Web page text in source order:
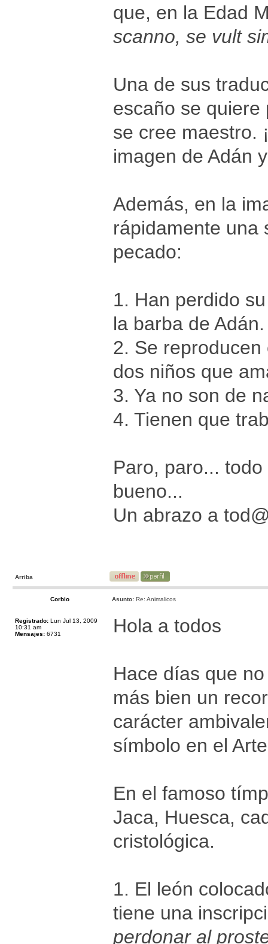
que, en la Edad
scanno, se vult
Una de sus
escaño se
se cree maestro.
imagen de Adán
Además, en la
rápidamente una
pecado:
1. Han perdido
la barba de
2. Se
dos niños que
3. Ya no son de
4. Tienen que
Paro, paro...
bueno...
Un abrazo a
Arriba
Corbio Asunto: Re: Animalicos
Registrado: Lun Jul 13, 2009
10:31 am
Mensajes: 6731 Hola a todos
Hace días que
más bien un
carácter
símbolo en el
En el famoso
Jaca, Huesca,
cristológica.
1. El león
tiene una
perdonar al